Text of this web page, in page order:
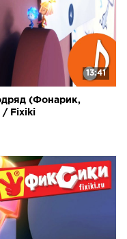
13:41
(Фонарик,
/ Fixiki